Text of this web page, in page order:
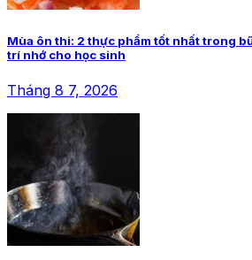
Mùa ôn thi: 2 thực phẩm tốt nhất trong
trí nhớ cho học sinh
Tháng 8 7, 2026